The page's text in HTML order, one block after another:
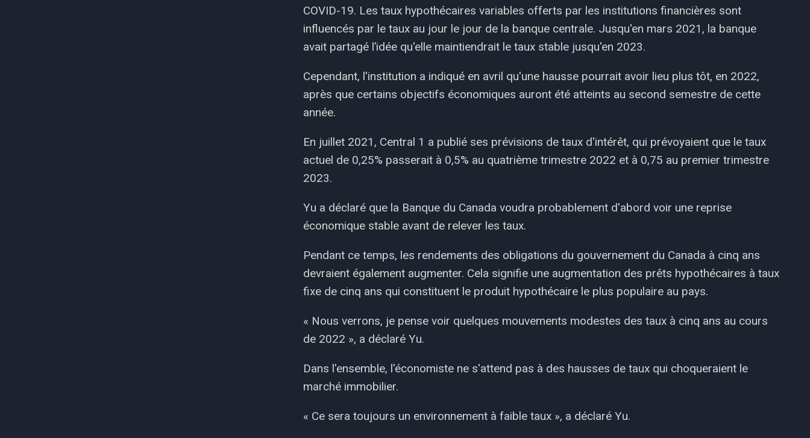
COVID-19. Les taux hypothécaires variables offerts par les institutions financières sont
influencés par le taux au jour le jour de la banque centrale. Jusqu'en mars 2021, la banque
avait partagé l’idée qu'elle maintiendrait le taux stable jusqu'en 2023.
Cependant, l'institution a indiqué en avril qu'une hausse pourrait avoir lieu plus tôt, en 2022,
après que certains objectifs économiques auront été atteints au second semestre de cette
année.
En juillet 2021, Central 1 a publié ses prévisions de taux d'intérêt, qui prévoyaient que le taux
actuel de 0,25% passerait à 0,5% au quatrième trimestre 2022 et à 0,75 au premier trimestre
2023.
Yu a déclaré que la Banque du Canada voudra probablement d'abord voir une reprise
économique stable avant de relever les taux.
Pendant ce temps, les rendements des obligations du gouvernement du Canada à cinq ans
devraient également augmenter. Cela signifie une augmentation des prêts hypothécaires à taux
fixe de cinq ans qui constituent le produit hypothécaire le plus populaire au pays.
« Nous verrons, je pense voir quelques mouvements modestes des taux à cinq ans au cours
de 2022 », a déclaré Yu.
Dans l'ensemble, l'économiste ne s'attend pas à des hausses de taux qui choqueraient le
marché immobilier.
« Ce sera toujours un environnement à faible taux », a déclaré Yu.